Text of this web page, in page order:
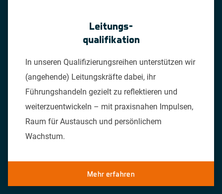
Leitungs-
qualifikation
In unseren Qualifizierungsreihen unterstützen wir
(angehende) Leitungskräfte dabei, ihr
Führungshandeln gezielt zu reflektieren und
weiterzuentwickeln – mit praxisnahen Impulsen,
Raum für Austausch und persönlichem
Wachstum.
Mehr erfahren